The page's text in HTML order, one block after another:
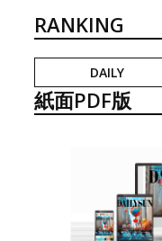
RANKING
DAILY
紙面PDF版